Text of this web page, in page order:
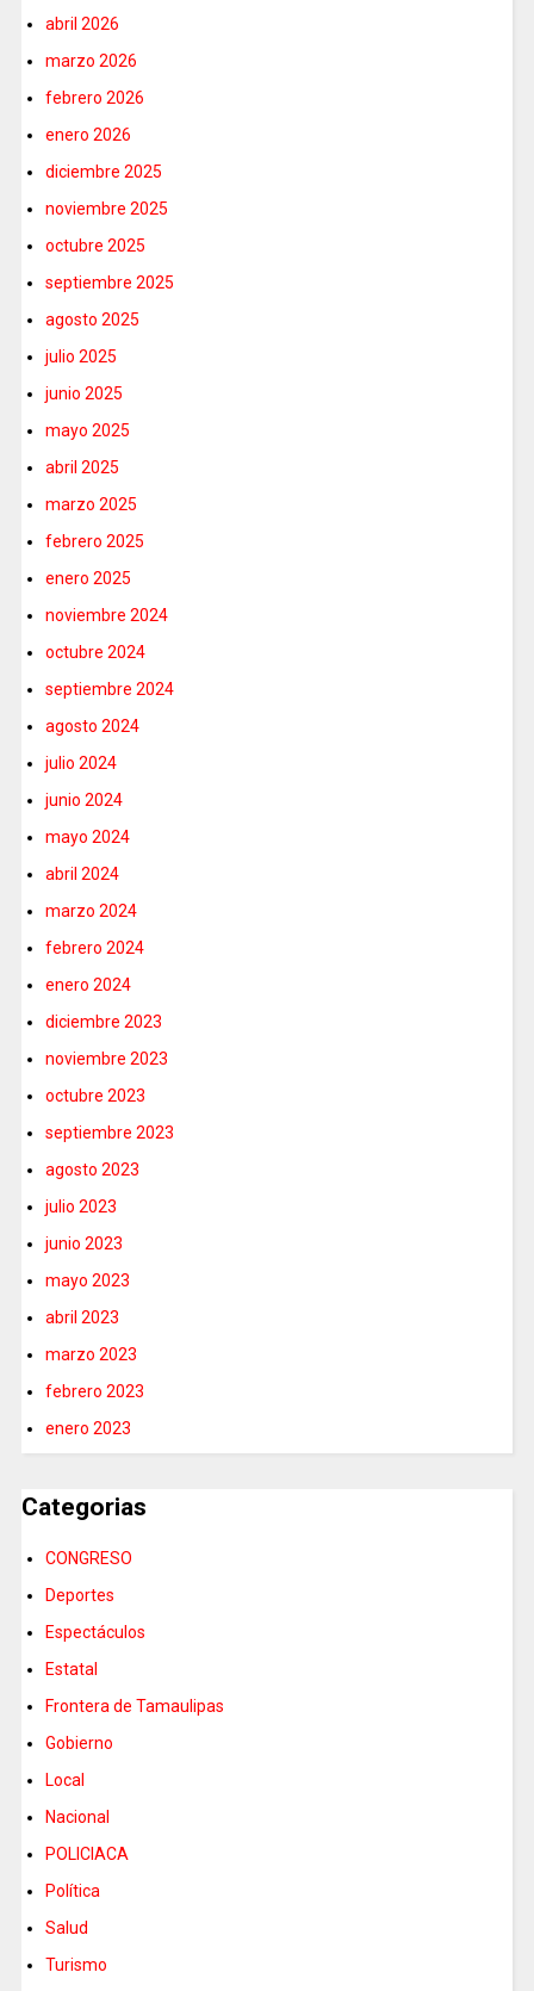
abril 2026
marzo 2026
febrero 2026
enero 2026
diciembre 2025
noviembre 2025
octubre 2025
septiembre 2025
agosto 2025
julio 2025
junio 2025
mayo 2025
abril 2025
marzo 2025
febrero 2025
enero 2025
noviembre 2024
octubre 2024
septiembre 2024
agosto 2024
julio 2024
junio 2024
mayo 2024
abril 2024
marzo 2024
febrero 2024
enero 2024
diciembre 2023
noviembre 2023
octubre 2023
septiembre 2023
agosto 2023
julio 2023
junio 2023
mayo 2023
abril 2023
marzo 2023
febrero 2023
enero 2023
Categorias
CONGRESO
Deportes
Espectáculos
Estatal
Frontera de Tamaulipas
Gobierno
Local
Nacional
POLICIACA
Política
Salud
Turismo